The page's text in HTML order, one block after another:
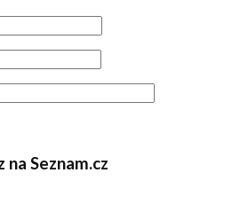
na Seznam.cz